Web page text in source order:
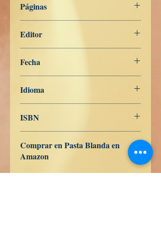
Páginas
Editor
Fecha
Idioma
ISBN
Comprar en Pasta Blanda en
Amazon
ES US DE UK JP FR IT CA AU